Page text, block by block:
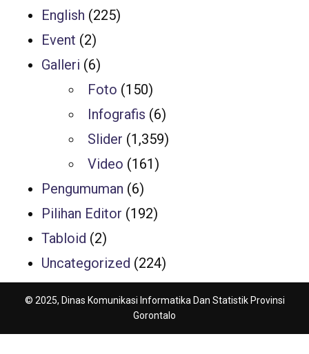
English (225)
Event (2)
Galleri (6)
Foto (150)
Infografis (6)
Slider (1,359)
Video (161)
Pengumuman (6)
Pilihan Editor (192)
Tabloid (2)
Uncategorized (224)
© 2025, Dinas Komunikasi Informatika Dan Statistik Provinsi
Gorontalo